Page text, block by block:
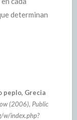
determinan
peplo, Grecia
(2006), Public
w/index.php?